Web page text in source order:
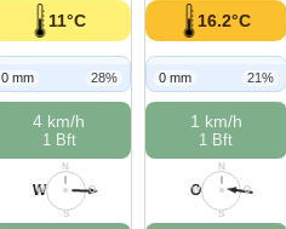
11°C
0 mm 28%
4 km/h
1 Bft
N
O
S
W
W
16.2°C
0 mm 21%
1 km/h
1 Bft
N
O
S
W
O